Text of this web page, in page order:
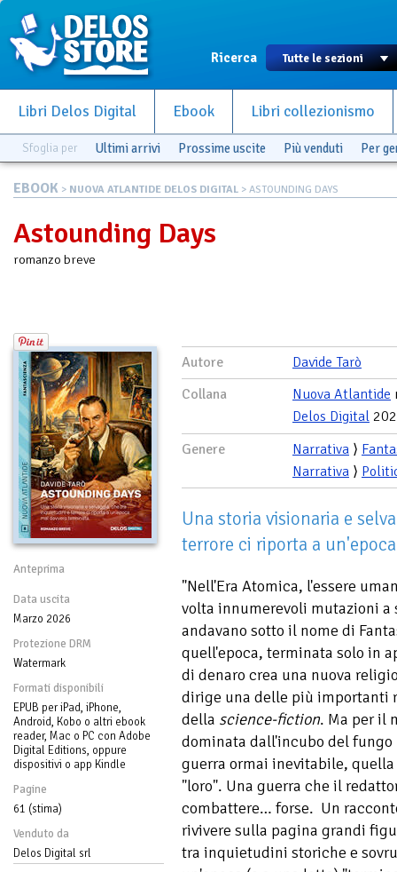
Ricerca
Libri Delos Digital Ebook Libri collezionismo
Sfoglia per Ultimi arrivi Prossime uscite Più venduti Per
EBOOK > NUOVA ATLANTIDE DELOS DIGITAL > ASTOUNDING DAYS
Astounding Days
romanzo breve
Anteprima
Data uscita
Marzo 2026
Protezione DRM
Watermark
Formati disponibili
EPUB per iPad, iPhone,
Android, Kobo o altri ebook
reader, Mac o PC con Adobe
Digital Editions, oppure
dispositivi o app Kindle
Pagine
61 (stima)
Venduto da
Delos Digital srl
Autore
Davide Tarò
Collana
Nuova Atlantide
Delos Digital
Genere
Narrativa ⟩
Narrativa ⟩
Una storia visionaria e
terrore ci riporta a
"Nell'Era Atomica, l'essere
volta innumerevoli mutazioni
andavano sotto il nome di
quell'epoca, terminata solo in
di denaro crea una nuova
dirige una delle più importanti
della science-fiction. Ma per il
dominata dall'incubo del
guerra ormai inevitabile,
"loro". Una guerra che il
combattere… forse. Un
rivivere sulla pagina grandi
tra inquietudini storiche e